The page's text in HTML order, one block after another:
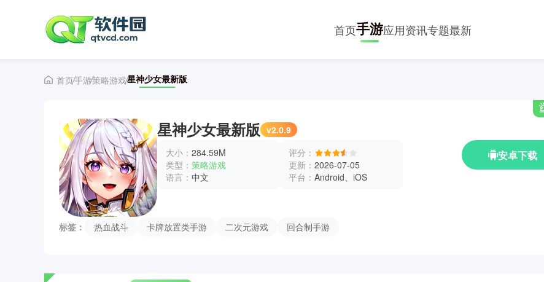
首页手游应用资讯专题最新
首页手游策略游戏星神少女最新版
星神少女最新版 v2.0.9
大小： 284.59M
类型： 策略游戏
语言： 中文
评分：
更新： 2026-07-05
平台： Android、iOS
安卓下载
标签： 热血战斗 卡牌放置类手游 二次元游戏 回合制手游